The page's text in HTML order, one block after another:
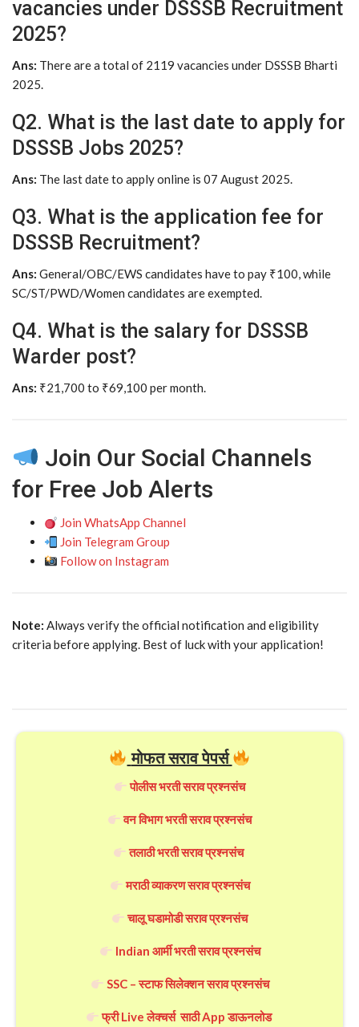
vacancies under DSSSB Recruitment
2025?
Ans: There are a total of 2119 vacancies under DSSSB Bharti
2025.
Q2. What is the last date to apply for
DSSSB Jobs 2025?
Ans: The last date to apply online is 07 August 2025.
Q3. What is the application fee for
DSSSB Recruitment?
Ans: General/OBC/EWS candidates have to pay ₹100, while
SC/ST/PWD/Women candidates are exempted.
Q4. What is the salary for DSSSB
Warder post?
Ans: ₹21,700 to ₹69,100 per month.
Join Our Social Channels
for Free Job Alerts
Join WhatsApp Channel
Join Telegram Group
Follow on Instagram
Note: Always verify the official notification and eligibility
criteria before applying. Best of luck with your application!
मोफत सराव पेपर्स
पोलीस भरती सराव प्रश्नसंच
वन विभाग भरती सराव प्रश्नसंच
तलाठी भरती सराव प्रश्नसंच
मराठी व्याकरण सराव प्रश्नसंच
चालू घडामोडी सराव प्रश्नसंच
Indian आर्मी भरती सराव प्रश्नसंच
SSC – स्टाफ सिलेक्शन सराव प्रश्नसंच
फ्री Live लेक्चर्स साठी App डाऊनलोड